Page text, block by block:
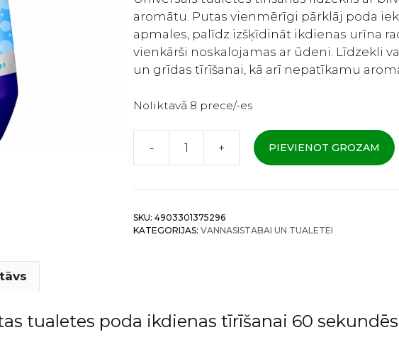
aromātu. Putas vienmērīgi pārklāj poda
apmales, palīdz izšķīdināt ikdienas urīna
vienkārši noskalojamas ar ūdeni. Līdzekli
un grīdas tīrīšanai, kā arī nepatīkamu
Noliktavā 8 prece/-es
-
Plus
Cleansing
tīrīšanas
+ PIEVIENOT GROZAM
SKU:4903301375296
KATEGORIJAS:VANNASISTABAI UN TUALETEI
tualetes poda ikdienas tīrīšanai 60